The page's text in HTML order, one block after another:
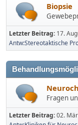
Biopsie
Letzter Beitrag: 17.
Antw:Stereotaktische
Fragen
Letzter Beitrag:02.